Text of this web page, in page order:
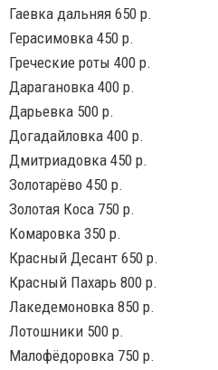
Гаевка дальняя 650 р.
Герасимовка 450 р.
Греческие роты 400 р.
Дарагановка 400 р.
Дарьевка 500 р.
Догадайловка 400 р.
Дмитриадовка 450 р.
Золотарëво 450 р.
Золотая Коса 750 р.
Комаровка 350 р.
Красный Десант 650 р.
Красный Пахарь 800 р.
Лакедемоновка 850 р.
Лотошники 500 р.
Малофëдоровка 750 р.